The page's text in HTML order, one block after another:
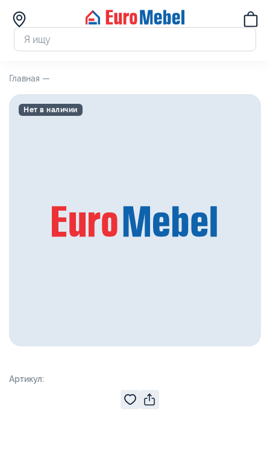
Главная —
Артикул:
Нет в наличии